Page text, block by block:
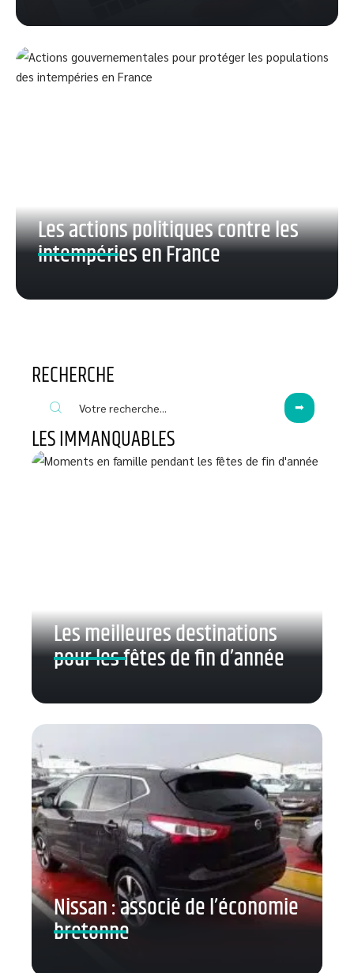
Les actions politiques contre les
intempéries en France
RECHERCHE
LES IMMANQUABLES
Les meilleures destinations
pour les fêtes de fin d’année
Nissan : associé de l’économie
bretonne